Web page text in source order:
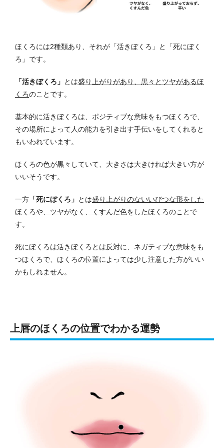
ほくろには2種類あり、それが「活きぼくろ」と「死にぼく
ろ」です。
「活きぼくろ」 とは盛り上がりがあり、黒々とツヤがあるほ
くろのことです。
基本的に活きぼくろは、ポジティブな意味をもつほくろで、
その場所によって人の能力を引き出す手伝いをしてくれると
もいわれています。
ほくろの色が黒々していて、大きさは大きければ大きい方が
いいそうです。
一方 「死にぼくろ」 とは盛り上がりのないいびつな形をした
ほくろや、ツヤがなく、くすんだ色をしたほくろのことで
す。
死にぼくろは活きぼくろとは反対に、ネガティブな意味をも
つほくろで、ほくろの位置によっては少し注意した方がいい
かもしれません。
上唇のほくろの位置でわかる運勢